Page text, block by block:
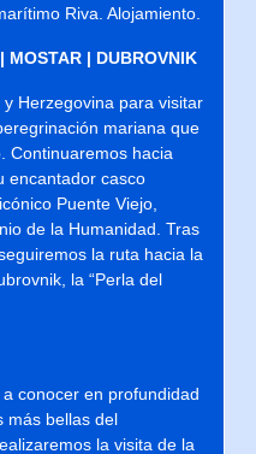
Riva. Alojamiento.
MOSTAR | DUBROVNIK
Herzegovina para visitar
mariana que
Continuaremos hacia
encantador casco
Puente Viejo,
de la Humanidad. Tras
la ruta hacia la
la “Perla del
conocer en profundidad
más bellas del
la visita de la